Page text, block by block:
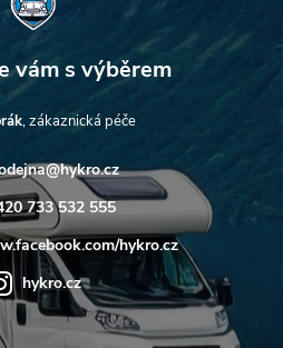
@hykro.cz
733 532 555
hykro.cz
hykro.cz